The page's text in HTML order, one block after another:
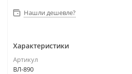
Нашли дешевле?
Характеристики
Артикул
ВЛ-890